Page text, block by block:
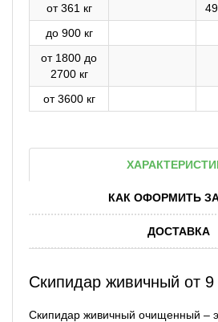
от 361 кг
до 900 кг
от 1800 до
2700 кг
от 3600 кг
КАК ОФОРМИТЬ
ДОСТАВКА
Скипидар живичный от 9
Скипидар живичный очищенный –